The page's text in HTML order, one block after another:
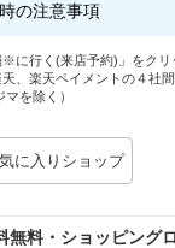
の注意事項
に行く(来店予約)」をク
、楽天ペイメントの４社
を除く）
無料・ショッピング